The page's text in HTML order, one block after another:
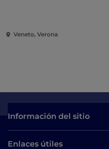
Veneto, Verona
Información del sitio
Enlaces útiles